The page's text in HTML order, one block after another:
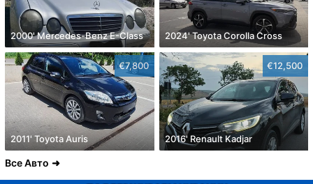
2000' Mercedes-Benz E-Class 2024' Toyota Corolla Cross
€7,800
2011' Toyota Auris
€12,500
2016' Renault Kadjar
Все Авто